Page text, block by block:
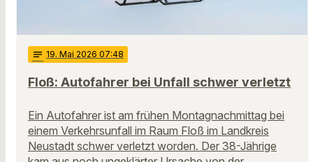
notes 19. Mai 2026 07:48
Floß: Autofahrer bei Unfall schwer verletzt
Ein Autofahrer ist am frühen Montagnachmittag bei
einem Verkehrsunfall im Raum Floß im Landkreis
Neustadt schwer verletzt worden. Der 38-Jährige